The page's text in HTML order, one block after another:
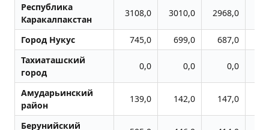
Республика
Каракалпакстан
3108,0 3010,0 2968,0
Город Нукус 745,0 699,0 687,0
Тахиаташский
город
0,0 0,0 0,0
Амударьинский
район
139,0 142,0 147,0
Берунийский